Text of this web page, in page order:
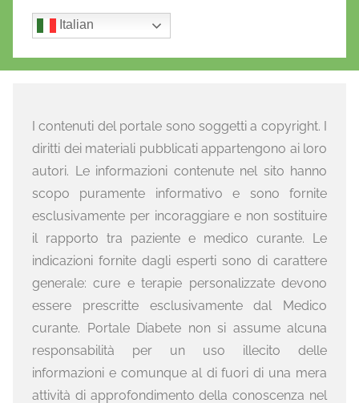
Italian
I contenuti del portale sono soggetti a copyright. I
diritti dei materiali pubblicati appartengono ai loro
autori. Le informazioni contenute nel sito hanno
scopo puramente informativo e sono fornite
esclusivamente per incoraggiare e non sostituire
il rapporto tra paziente e medico curante. Le
indicazioni fornite dagli esperti sono di carattere
generale: cure e terapie personalizzate devono
essere prescritte esclusivamente dal Medico
curante. Portale Diabete non si assume alcuna
responsabilità per un uso illecito delle
informazioni e comunque al di fuori di una mera
attività di approfondimento della conoscenza nel